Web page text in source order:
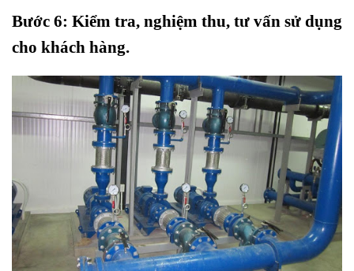
Bước 6: Kiểm tra, nghiệm thu, tư vấn sử dụng
cho khách hàng.